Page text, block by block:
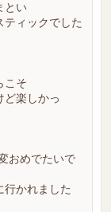
とい
ティックでした
こそ
ど楽しかっ
おめでたいで
行かれました